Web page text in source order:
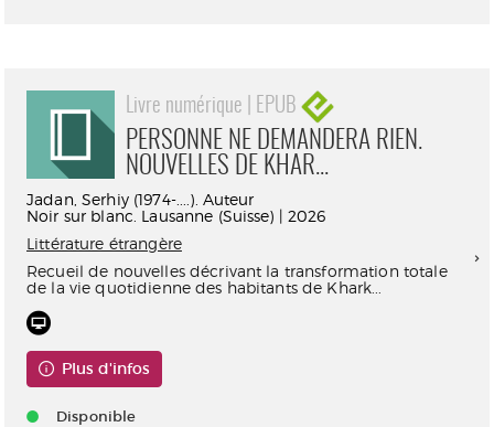
Livre numérique | EPUB
PERSONNE NE DEMANDERA RIEN.
NOUVELLES DE KHAR...
Jadan, Serhiy (1974-....). Auteur
Noir sur blanc. Lausanne (Suisse) | 2026
Littérature étrangère
Recueil de nouvelles décrivant la transformation totale
de la vie quotidienne des habitants de Khark...
Plus d'infos
Disponible